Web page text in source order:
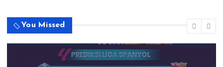
You Missed